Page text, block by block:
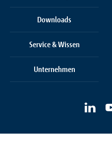
Downloads
Service & Wissen
Unternehmen